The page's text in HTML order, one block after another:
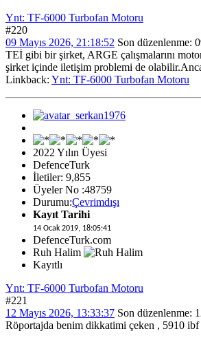
Ynt: TF-6000 Turbofan Motoru
#220
09 Mayıs 2026, 21:18:52 Son düzenlenme:
TEİ gibi bir şirket, ARGE çalışmalarını
şirket içinde iletişim problemi de
Linkback: Ynt: TF-6000 Turbofan Motoru
2022 Yılın Üyesi
DefenceTurk
İletiler: 9,855
Üyeler No :48759
Durumu:Çevrimdışı
Kayıt Tarihi
14 Ocak 2019, 18:05:41
DefenceTurk.com
Ruh Halim
Kayıtlı
Ynt: TF-6000 Turbofan Motoru
#221
12 Mayıs 2026, 13:33:37 Son düzenlenme:
Röportajda benim dikkatimi çeken , 5910